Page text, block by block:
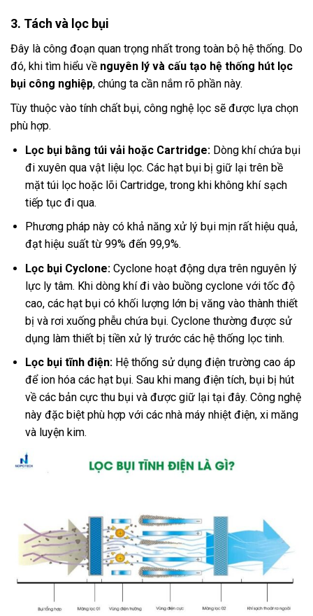
3. Tách và lọc bụi
Đây là công đoạn quan trọng nhất trong toàn bộ hệ thống. Do
đó, khi tìm hiểu về nguyên lý và cấu tạo hệ thống hút lọc
bụi công nghiệp, chúng ta cần nắm rõ phần này.
Tùy thuộc vào tính chất bụi, công nghệ lọc sẽ được lựa chọn
phù hợp.
Lọc bụi bằng túi vải hoặc Cartridge: Dòng khí chứa bụi
đi xuyên qua vật liệu lọc. Các hạt bụi bị giữ lại trên bề
mặt túi lọc hoặc lõi Cartridge, trong khi không khí sạch
tiếp tục đi qua.
Phương pháp này có khả năng xử lý bụi mịn rất hiệu quả,
đạt hiệu suất từ 99% đến 99,9%.
Lọc bụi Cyclone:Cyclone hoạt động dựa trên nguyên lý
lực ly tâm. Khi dòng khí đi vào buồng cyclone với tốc độ
cao, các hạt bụi có khối lượng lớn bị văng vào thành thiết
bị và rơi xuống phễu chứa bụi. Cyclone thường được sử
dụng làm thiết bị tiền xử lý trước các hệ thống lọc tinh.
Lọc bụi tĩnh điện:Hệ thống sử dụng điện trường cao áp
để ion hóa các hạt bụi. Sau khi mang điện tích, bụi bị hút
về các bản cực thu bụi và được giữ lại tại đây. Công nghệ
này đặc biệt phù hợp với các nhà máy nhiệt điện, xi măng
và luyện kim.